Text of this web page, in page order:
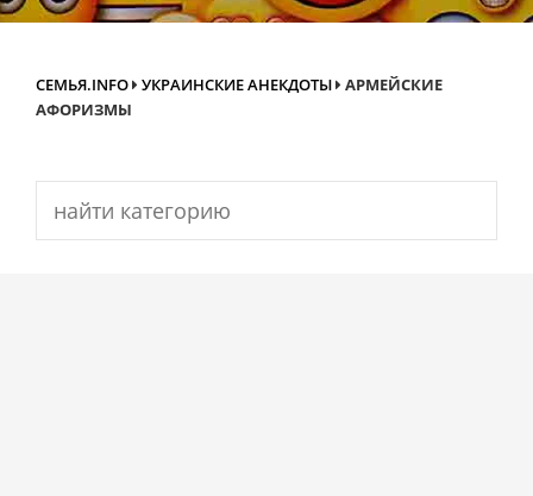
СЕМЬЯ.INFO УКРАИНСКИЕ АНЕКДОТЫ
АРМЕЙСКИЕ
АФОРИЗМЫ
Search